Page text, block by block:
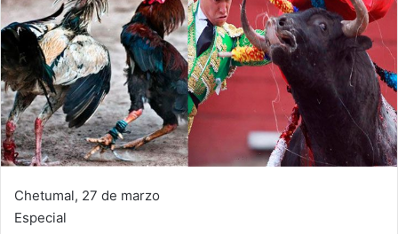
Chetumal, 27 de marzo
Especial